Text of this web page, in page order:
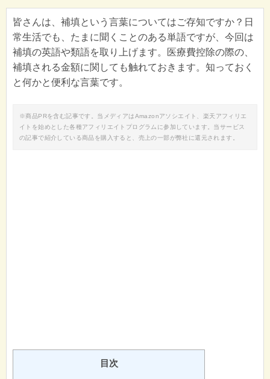
皆さんは、補填という言葉についてはご存知ですか？日
常生活でも、たまに聞くことのある単語ですが、今回は
補填の英語や類語を取り上げます。医療費控除の際の、
補填される金額に関しても触れておきます。知っておく
と何かと便利な言葉です。
※商品PRを含む記事です。当メディアはAmazonアソシエイト、楽天アフィリエ
イトを始めとした各種アフィリエイトプログラムに参加しています。当サービス
の記事で紹介している商品を購入すると、売上の一部が弊社に還元されます。
目次